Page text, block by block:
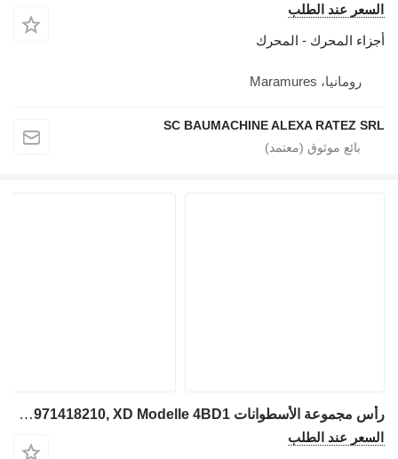
عند الطلب
المحرك - المحرك
رومانيا، Maramures
SC BAUMACHINE ALEXA RATEZ
رأس مجموعة الأسطوانات Isuzu 8942568531 Zylinderkopf 8970133201, 8971418210, XD Modelle 4BD1, لـ حفارة Hitachi EX100, EX100-2
عند الطلب